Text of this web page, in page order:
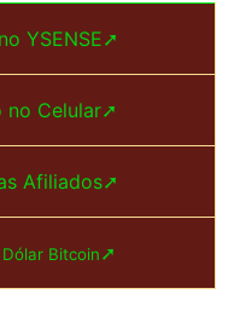
YSENSE➚
no Celular➚
Afiliados➚
Dólar Bitcoin➚